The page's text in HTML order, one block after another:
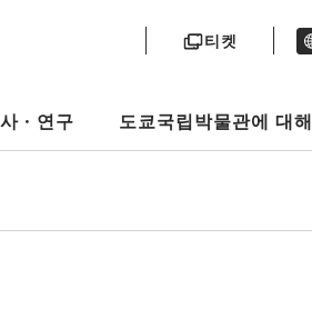
티켓
ㆍ연구 도쿄국립박물관에 대해